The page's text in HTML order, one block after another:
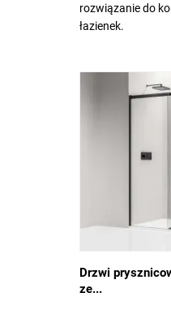
rozwiązanie do
łazienek.
Drzwi
ze...